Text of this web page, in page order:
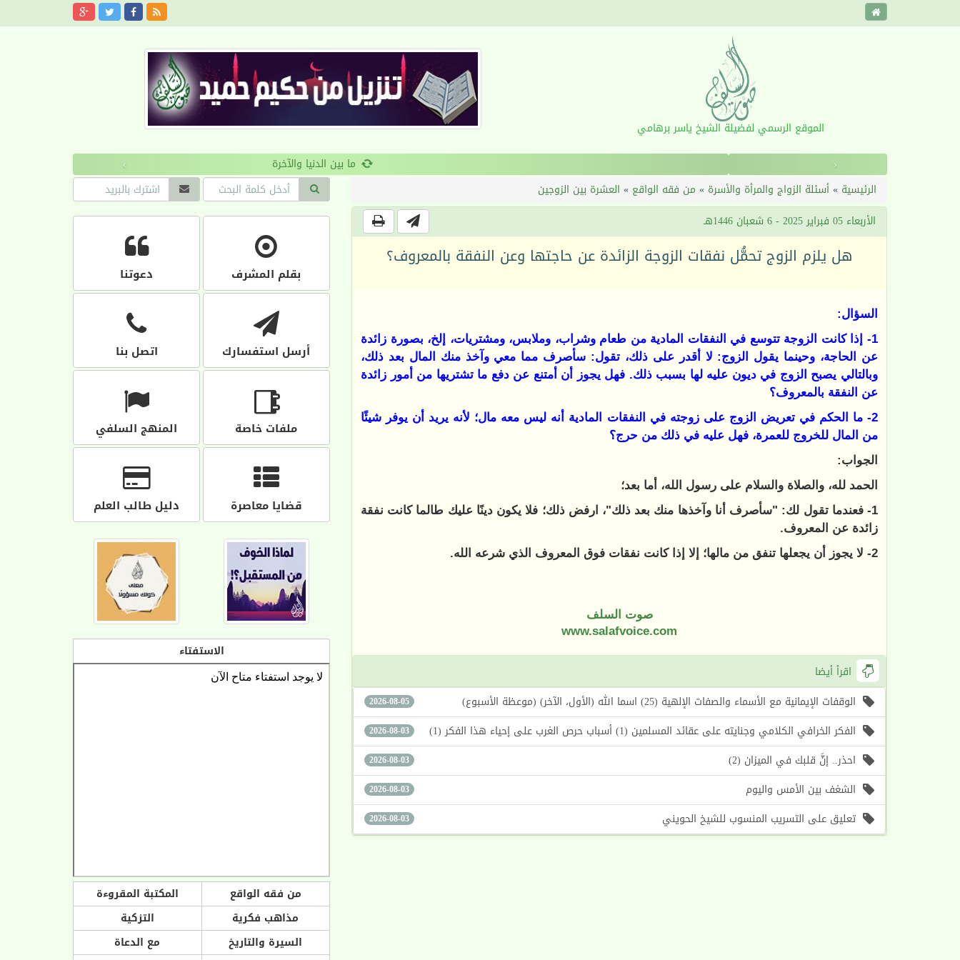
الموقع الرسمي لفضيلة الشيخ ياسر برهامي
‹
›
الرئيسية »أسئلة الزواج والمرأة والأسرة » من فقه الواقع » العشرة بين الزوجين
الأربعاء 05 فبراير 2025 - 6 شعبان 1446هـ
هل يلزم الزوج تحمُّل نفقات الزوجة الزائدة عن حاجتها وعن النفقة بالمعروف؟
السؤال:
1- إذا كانت الزوجة تتوسع في النفقات المادية من طعام وشراب، وملابس، ومشتريات، إلخ، بصورة زائدة
عن الحاجة، وحينما يقول الزوج: لا أقدر على ذلك، تقول: سأصرف مما معي وآخذ منك المال بعد ذلك،
وبالتالي يصبح الزوج في ديون عليه لها بسبب ذلك. فهل يجوز أن أمتنع عن دفع ما تشتريها من أمور زائدة
عن النفقة بالمعروف؟
2- ما الحكم في تعريض الزوج على زوجته في النفقات المادية أنه ليس معه مال؛ لأنه يريد أن يوفر شيئًا
من المال للخروج للعمرة، فهل عليه في ذلك من حرج؟
الجواب:
الحمد لله، والصلاة والسلام على رسول الله، أما بعد؛
1- فعندما تقول لك: "سأصرف أنا وآخذها منك بعد ذلك"، ارفض ذلك؛ فلا يكون دينًا عليك طالما كانت نفقة
زائدة عن المعروف.
2- لا يجوز أن يجعلها تنفق من مالها؛ إلا إذا كانت نفقات فوق المعروف الذي شرعه الله.
صوت السلف
www.salafvoice.com
اقرأ أيضا
2026-08-05 الوقفات الإيمانية مع الأسماء والصفات الإلهية (25) اسما الله (الأول، الآخر) (موعظة الأسبوع)
2026-08-03 الفكر الخرافي الكلامي وجنايته على عقائد المسلمين (1) أسباب حرص الغرب على إحياء هذا الفكر (1)
2026-08-03 احذر.. إنَّ قلبك في الميزان (2)
2026-08-03 الشغف بين الأمس واليوم
2026-08-03 تعليق على التسريب المنسوب للشيخ الحويني
بقلم المشرف دعوتنا
أرسل استفسارك اتصل بنا
ملفات خاصة المنهج السلفي
قضايا معاصرة دليل طالب العلم
الاستفتاء
من فقه الواقع
المكتبة المقروءة
مذاهب فكرية
التزكية
السيرة والتاريخ
مع الدعاة